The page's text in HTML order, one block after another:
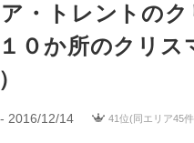
・トレントの
１０か所のクリ
2016/12/14 41位(同エリア45